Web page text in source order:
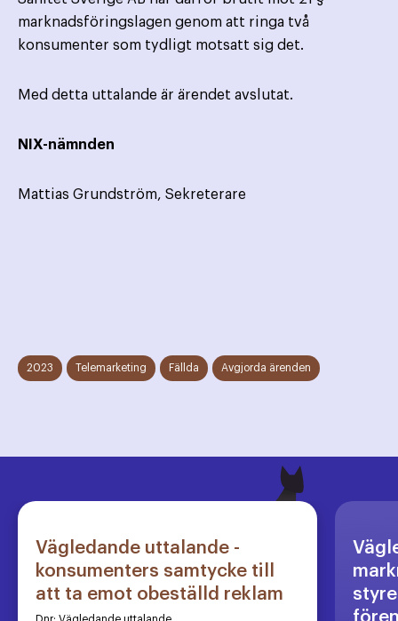
marknadsföringslagen genom att ringa två
konsumenter som tydligt motsatt sig det.
Med detta uttalande är ärendet avslutat.
NIX-nämnden
Mattias Grundström, Sekreterare
2023 Telemarketing Fällda Avgjorda ärenden
Vägledande uttalande -
konsumenters samtycke till
att ta emot obeställd reklam